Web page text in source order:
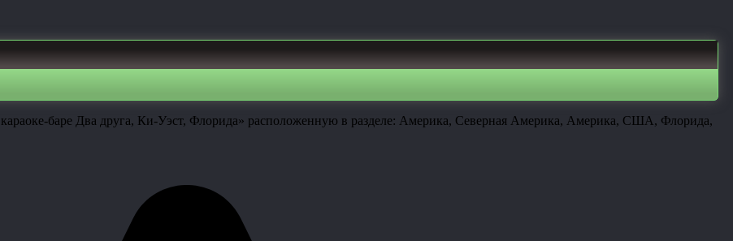
баре Два друга, Ки-Уэст, Флорида» расположенную в разделе: Америка, Северная Америка, Америка, США, Флорида,